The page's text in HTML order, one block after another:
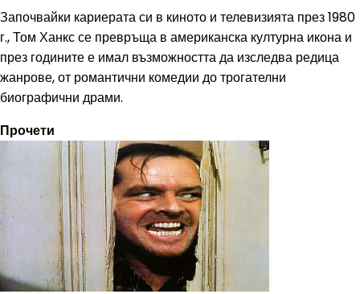
Започвайки кариерата си в киното и телевизията през 1980
г., Том Ханкс се превръща в американска културна икона и
през годините е имал възможността да изследва редица
жанрове, от романтични комедии до трогателни
биографични драми.
Прочети